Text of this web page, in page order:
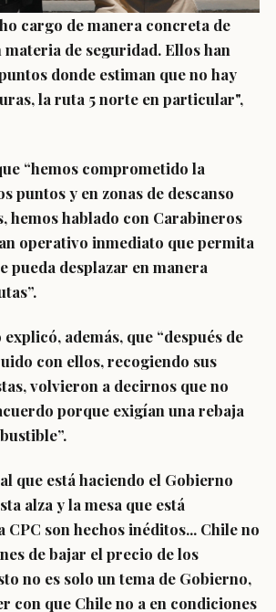
cargo de manera concreta de
materia de seguridad. Ellos han
donde estiman que no hay
la ruta 5 norte en particular",
“hemos comprometido la
puntos y en zonas de descanso
hemos hablado con Carabineros
operativo inmediato que permita
pueda desplazar en manera
además, que “después de
con ellos, recogiendo sus
volvieron a decirnos que no
porque exigían una rebaja
que está haciendo el Gobierno
alza y la mesa que está
CPC son hechos inéditos... Chile no
de bajar el precio de los
no es solo un tema de Gobierno,
con que Chile no a en condiciones